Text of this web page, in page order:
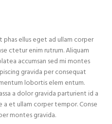
ellus eget ad ullam corper
ctetur enim rutrum. Aliquam
accumsan sed mi montes
gravida per consequat
lobortis elem entum.
a dolor gravida parturient id a
a et ullam corper tempor. Conse
montes gravida.